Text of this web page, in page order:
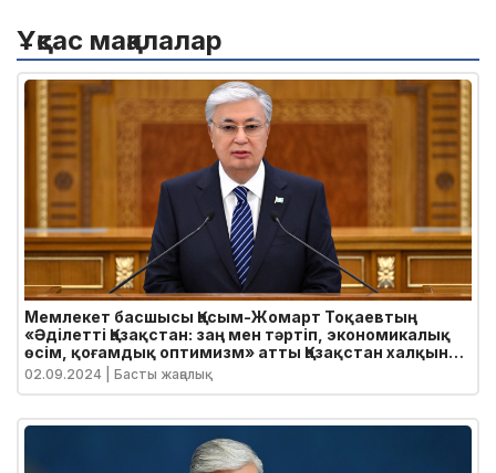
Ұқсас мақалалар
Мемлекет басшысы Қасым-Жомарт Тоқаевтың
«Әділетті Қазақстан: заң мен тәртіп, экономикалық
өсім, қоғамдық оптимизм» атты Қазақстан халқына
Жолдауы
02.09.2024 | Басты жаңалық